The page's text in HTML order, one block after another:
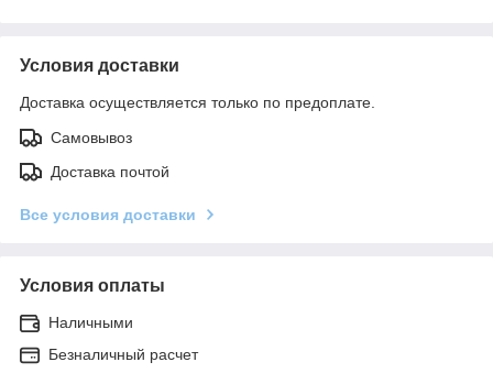
Условия доставки
Доставка осуществляется только по предоплате.
Самовывоз
Доставка почтой
Все условия доставки
Условия оплаты
Наличными
Безналичный расчет